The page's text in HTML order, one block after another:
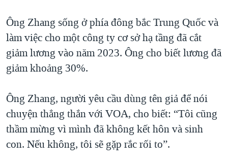
Ông Zhang sống ở phía đông bắc Trung Quốc và
làm việc cho một công ty cơ sở hạ tầng đã cắt
giảm lương vào năm 2023. Ông cho biết lương đã
giảm khoảng 30%.
Ông Zhang, người yêu cầu dùng tên giả để nói
chuyện thẳng thắn với VOA, cho biết: “Tôi cũng
thầm mừng vì mình đã không kết hôn và sinh
con. Nếu không, tôi sẽ gặp rắc rối to”.